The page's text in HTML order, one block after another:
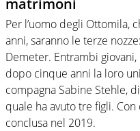
matrimoni
Per l’uomo degli Ottomila,
anni, saranno le terze
Demeter. Entrambi
dopo cinque anni la loro
compagna Sabine Stehle,
quale ha avuto tre figli. Con
conclusa nel 2019.